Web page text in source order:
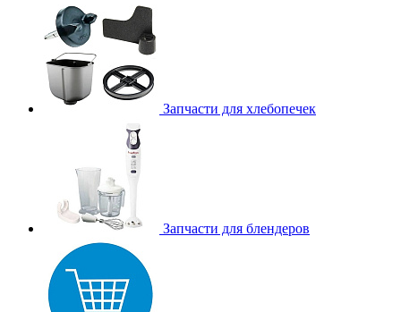
Запчасти для хлебопечек
Запчасти для блендеров